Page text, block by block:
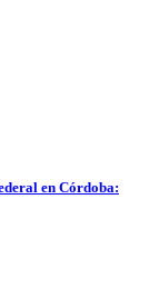
en Córdoba: